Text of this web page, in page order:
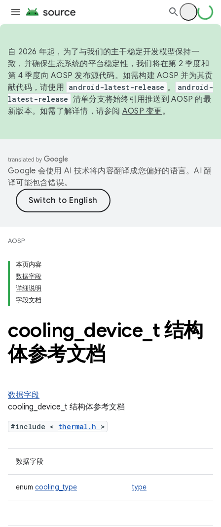
自 2026 年起，为了与我们的主干稳定开发模型保持一
致，并确保生态系统的平台稳定性，我们将在第 2 季度和
第 4 季度向 AOSP 发布源代码。如需构建 AOSP 并为其贡
献代码，请使用 android-latest-release 。
android-
latest-release 清单分支将始终引用推送到 AOSP 的最
新版本。如需了解详情，请参阅 AOSP 变更。
Google 会使用 AI 技术将内容翻译成您偏好的语言。AI 翻
译可能包含错误。
AOSP
本页内容
数据字段
详细说明
字段文档
cooling device t 结构
体参考文档
数据字段
cooling_device_t 结构体参考文档
#include < thermal.h >
数据字段
enum cooling_type type